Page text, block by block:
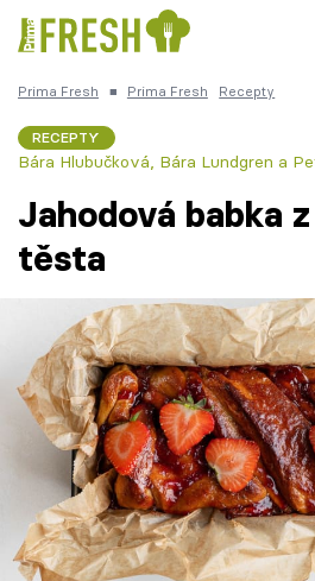
Česká kuchyně Čokoláda
Témata
Recepty
Články
TV Program
Škola vaření
Prima Fresh ■ Prima Fresh Recepty
RECEPTY
Bára Hlubučková, Bára Lundgren a
Jahodová babka
těsta